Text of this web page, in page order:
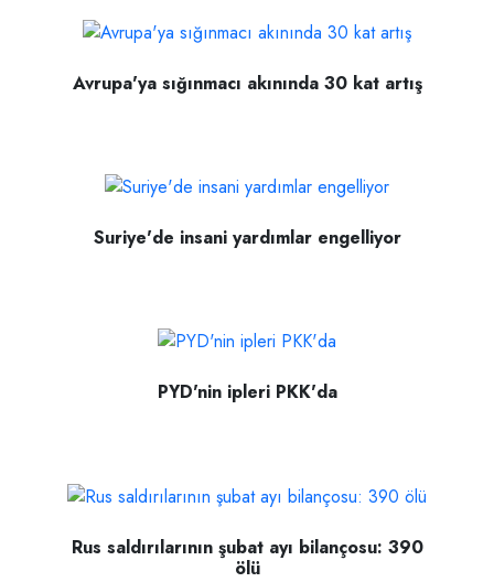
Avrupa'ya sığınmacı akınında 30 kat artış
Suriye'de insani yardımlar engelliyor
PYD'nin ipleri PKK'da
Rus saldırılarının şubat ayı bilançosu: 390
ölü